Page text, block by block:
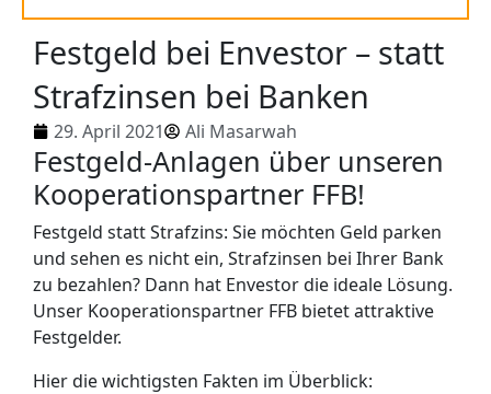
Festgeld bei Envestor – statt
Strafzinsen bei Banken
29. April 2021 Ali Masarwah
Festgeld-Anlagen über unseren
Kooperationspartner FFB!
Festgeld statt Strafzins: Sie möchten Geld parken
und sehen es nicht ein, Strafzinsen bei Ihrer Bank
zu bezahlen? Dann hat Envestor die ideale Lösung.
Unser Kooperationspartner FFB bietet attraktive
Festgelder.
Hier die wichtigsten Fakten im Überblick: